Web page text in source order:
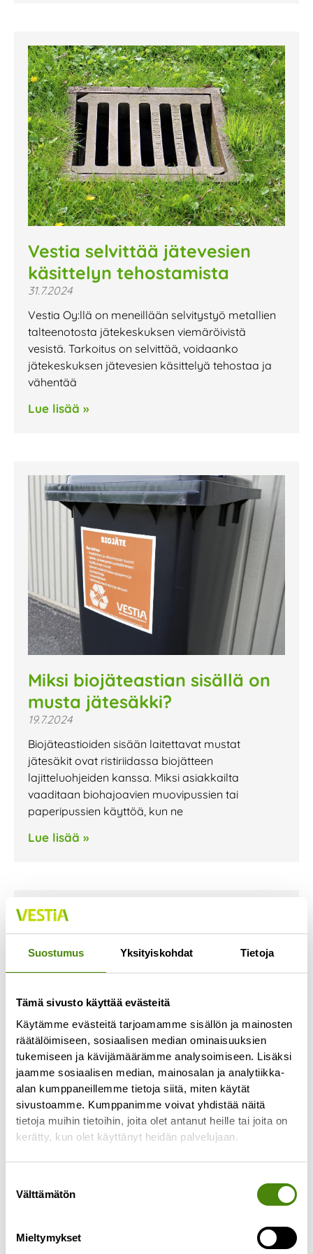
Suostumus Yksityiskohdat Tietoja
Tämä sivusto käyttää evästeitä
Käytämme evästeitä tarjoamamme sisällön ja mainosten
räätälöimiseen, sosiaalisen median ominaisuuksien
tukemiseen ja kävijämäärämme analysoimiseen. Lisäksi
jaamme sosiaalisen median, mainosalan ja analytiikka-
alan kumppaneillemme tietoja siitä, miten käytät
sivustoamme. Kumppanimme voivat yhdistää näitä
tietoja muihin tietoihin, joita olet antanut heille tai joita on
kerätty, kun olet käyttänyt heidän palvelujaan.
valinta
Välttämätön
Mieltymykset
Vestia selvittää jätevesien
käsittelyn tehostamista
31.7.2024
Vestia Oy:llä on meneillään selvitystyö metallien
talteenotosta jätekeskuksen viemäröivistä
vesistä. Tarkoitus on selvittää, voidaanko
jätekeskuksen jätevesien käsittelyä tehostaa ja
vähentää
Lue lisää »
Miksi biojäteastian sisällä on
musta jätesäkki?
19.7.2024
Biojäteastioiden sisään laitettavat mustat
jätesäkit ovat ristiriidassa biojätteen
lajitteluohjeiden kanssa. Miksi asiakkailta
vaaditaan biohajoavien muovipussien tai
paperipussien käyttöä, kun ne
Lue lisää »
Tulipalo Vestianväylällä
26.6.2024
Toisin kuin joissakin uutisvälineissä on ehditty
virheellisesti uutisoimaan, keskiviikkona 26.6.2024
alueella. Ylivieskan jätekeskuksen viereisellä
Lue lisää »